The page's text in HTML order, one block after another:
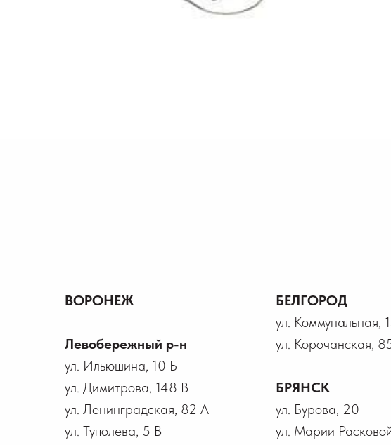
ВОРОНЕЖ
Левобережный р-н
ул. Ильюшина, 10 Б
ул. Димитрова, 148 В
ул. Ленинградская, 82 А
ул. Туполева, 5 В
БЕЛГОРОД
ул. Коммунальная,
ул. Корочанская,
БРЯНСК
ул. Бурова, 20
ул. Марии